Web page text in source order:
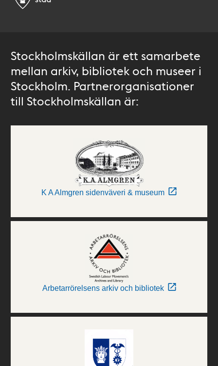
Stockholmskällan är ett samarbete
mellan arkiv, bibliotek och museer i
Stockholm. Partnerorganisationer
till Stockholmskällan är:
K A Almgren sidenväveri & museum
Arbetarrörelsens arkiv och bibliotek